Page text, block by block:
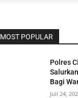
MOST POPULAR
Polres
Bagi
Juli 24,